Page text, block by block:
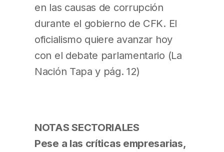
en las causas de corrupción
durante el gobierno de CFK. El
oficialismo quiere avanzar hoy
con el debate parlamentario (La
Nación Tapa y pág. 12)
NOTAS SECTORIALES
Pese a las críticas empresarias,